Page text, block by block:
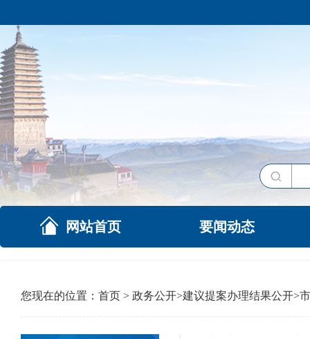
网站首页 要闻动态
您现在的位置： 首页 > 政务公开>建议提案办理结果公开>